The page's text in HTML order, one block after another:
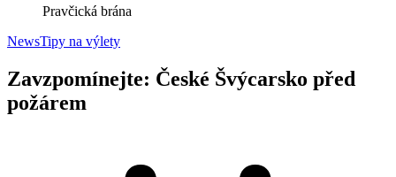
Pravčická brána
NewsTipy na výlety
Zavzpomínejte: České Švýcarsko před
požárem